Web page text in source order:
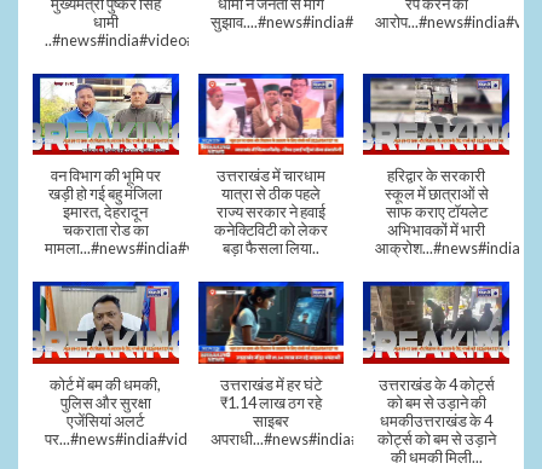
धामी
..#news#india#video#viral
सुझाव....#news#india#video#viral
वन विभाग की भूमि पर
खड़ी हो गई बहु मंजिला
इमारत, देहरादून
चकराता रोड का
मामला...#news#india#video
उत्तराखंड में चारधाम
यात्रा से ठीक पहले
राज्य सरकार ने हवाई
कनेक्टिविटी को लेकर
बड़ा फैसला लिया..
हरिद्वार के सरकारी
स्कूल में छात्राओं से
साफ कराए टॉयलेट
अभिभावकों में भारी
आक्रोश...#news#india
कोर्ट में बम की धमकी,
पुलिस और सुरक्षा
एजेंसियां अलर्ट
पर...#news#india#video#viral
उत्तराखंड में हर घंटे
₹1.14 लाख ठग रहे
साइबर
अपराधी...#news#india#video#viral
उत्तराखंड के 4 कोर्ट्स
को बम से उड़ाने की
धमकीउत्तराखंड के 4
कोर्ट्स को बम से उड़ाने
की धमकी मिली...